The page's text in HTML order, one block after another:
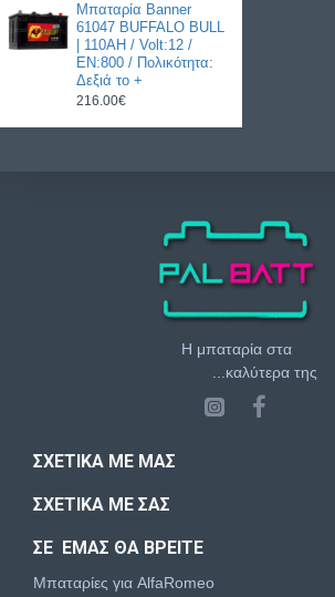
Μπαταρία Banner
61047 BUFFALO BULL
| 110AH / Volt:12 /
EN:800 / Πολικότητα:
Δεξιά το +
216.00€
Η μπαταρία στα
...καλύτερα της
ΣΧΕΤΙΚΆ ΜΕ ΜΑΣ
ΣΧΕΤΙΚΆ ΜΕ ΣΑΣ
ΣΕ ΕΜΑΣ ΘΑ ΒΡΕΙΤΕ
Μπαταρίες για AlfaRomeo